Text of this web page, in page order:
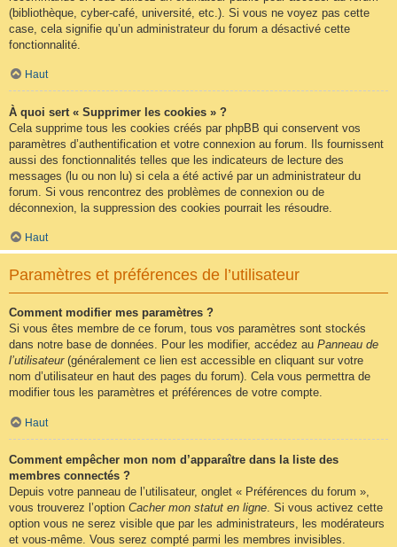
(bibliothèque, cyber-café, université, etc.). Si vous ne voyez pas cette
case, cela signifie qu’un administrateur du forum a désactivé cette
fonctionnalité.
Haut
À quoi sert « Supprimer les cookies » ?
Cela supprime tous les cookies créés par phpBB qui conservent vos
paramètres d’authentification et votre connexion au forum. Ils fournissent
aussi des fonctionnalités telles que les indicateurs de lecture des
messages (lu ou non lu) si cela a été activé par un administrateur du
forum. Si vous rencontrez des problèmes de connexion ou de
déconnexion, la suppression des cookies pourrait les résoudre.
Haut
Paramètres et préférences de l’utilisateur
Comment modifier mes paramètres ?
Si vous êtes membre de ce forum, tous vos paramètres sont stockés
dans notre base de données. Pour les modifier, accédez au Panneau de
l’utilisateur(généralement ce lien est accessible en cliquant sur votre
nom d’utilisateur en haut des pages du forum). Cela vous permettra de
modifier tous les paramètres et préférences de votre compte.
Haut
Comment empêcher mon nom d’apparaître dans la liste des
membres connectés ?
Depuis votre panneau de l’utilisateur, onglet « Préférences du forum »,
vous trouverez l’option Cacher mon statut en ligne . Si vous activez cette
option vous ne serez visible que par les administrateurs, les modérateurs
et vous-même. Vous serez compté parmi les membres invisibles.